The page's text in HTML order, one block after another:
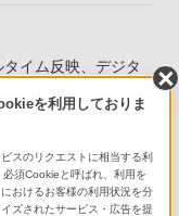
イム反映、デジタ
を利用しておりま
スのリクエストに相当する利
須Cookieと呼ばれ、利用を
おけるお客様の利用状況を分
ズされたサービス・広告を提